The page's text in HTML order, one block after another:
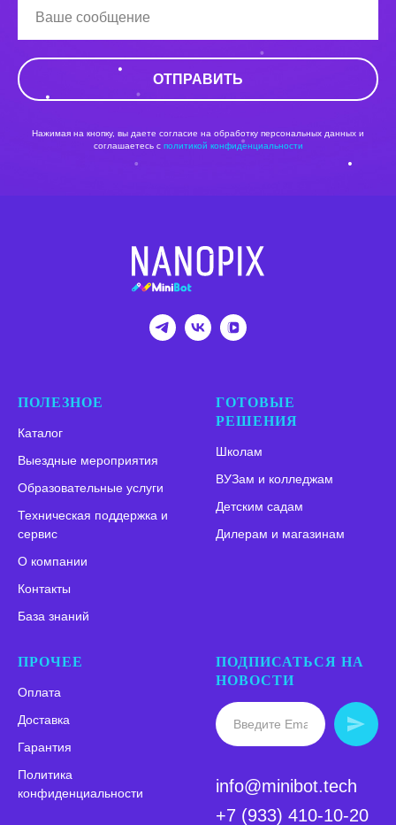
ОТПРАВИТЬ
Нажимая на кнопку, вы даете согласие на обработку персональных данных и
соглашаетесь c политикой конфиденциальности
ПОЛЕЗНОЕ
Каталог
Выездные мероприятия
Образовательные услуги
Техническая поддержка и
сервис
О компании
Контакты
База знаний
ГОТОВЫЕ
РЕШЕНИЯ
Школам
ВУЗам и колледжам
Детским садам
Дилерам и магазинам
ПРОЧЕЕ
Оплата
Доставка
Гарантия
Политика
конфиденциальности
ПОДПИСАТЬСЯ НА
НОВОСТИ
info@minibot.tech
+7 (933) 410-10-20